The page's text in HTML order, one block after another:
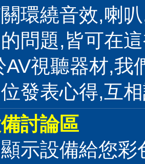
環繞音效,喇
問題,皆可在
AV視聽器材,我
發表心得,互
討論區
示設備給您彩